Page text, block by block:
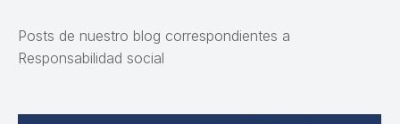
Posts de nuestro blog correspondientes a
Responsabilidad social